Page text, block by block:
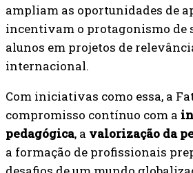
ampliam as oportunidades de
incentivam o protagonismo de
alunos em projetos de
internacional.
Com iniciativas como essa, a
compromisso contínuo com a
pedagógica, a valorização da
a formação de profissionais